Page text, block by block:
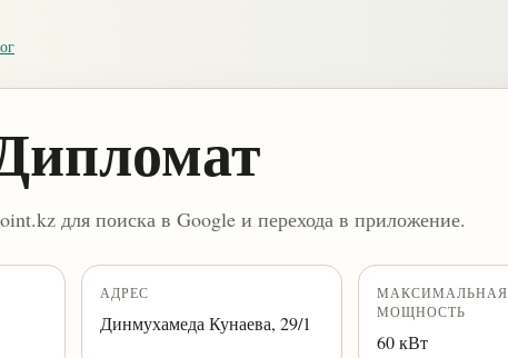
для поиска в Google и перехода в приложение.
АДРЕС
Динмухамеда Кунаева, 29/1
МАКСИМАЛЬНАЯ
МОЩНОСТЬ
60 кВт